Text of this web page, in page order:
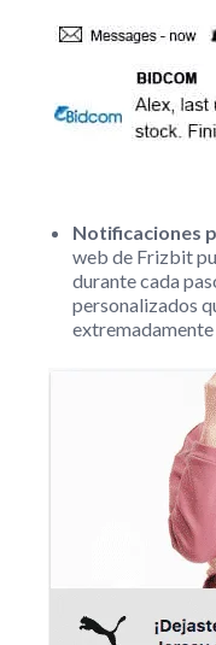
Notificaciones
web de Frizbit
durante cada
personalizados